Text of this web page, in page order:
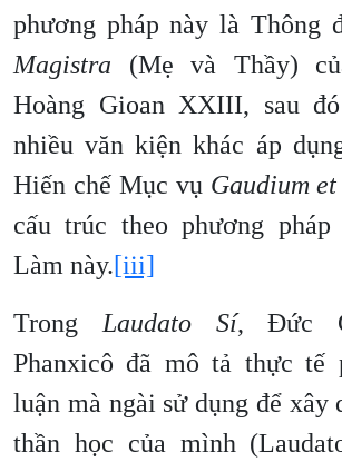
phương pháp này là Thông
Magistra (Mẹ và Thầy)
Hoàng Gioan XXIII, sau
nhiều văn kiện khác áp
Hiến chế Mục vụ Gaudium et
cấu trúc theo phương
Làm này.[iii]
Trong Laudato Sí, Đức
Phanxicô đã mô tả thực tế
luận mà ngài sử dụng để xây
thần học của mình